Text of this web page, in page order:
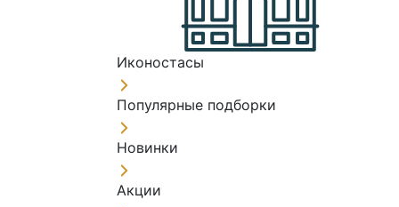
Иконостасы
Популярные подборки
Новинки
Акции